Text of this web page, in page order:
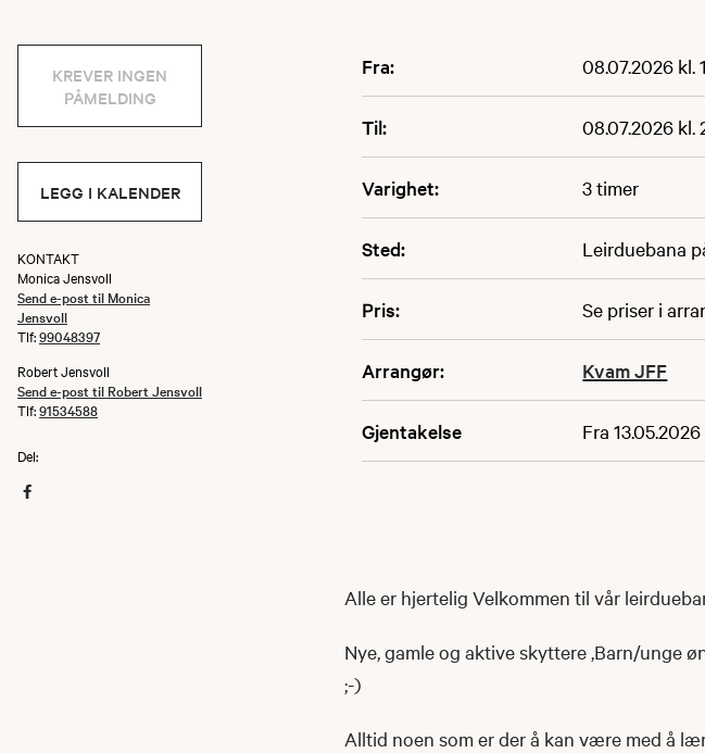
Fra: 08.07.2026 kl.
Til: 08.07.2026 kl.
Varighet: 3 timer
Sted: Leirduebana
Pris: Se priser i
Arrangør: Kvam JFF
Gjentakelse Fra
KREVER INGEN
PÅMELDING
LEGG I KALENDER
KONTAKT
Monica Jensvoll
Send e-post til Monica
Jensvoll
Tlf:99048397
Robert Jensvoll
Send e-post til Robert Jensvoll
Tlf:91534588
Del:
Alle er hjertelig Velkommen til vår
Nye, gamle og aktive skyttere ,Barn/unge
;-)
Alltid noen som er der å kan være med å